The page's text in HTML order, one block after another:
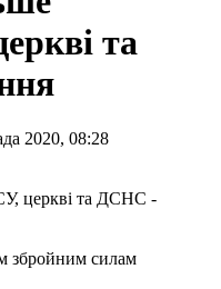
та
2020, 08:28
збройним силам